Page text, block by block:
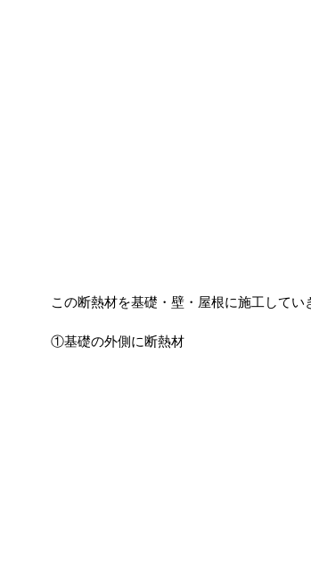
この断熱材を基礎・壁・屋根に施工してい
①基礎の外側に断熱材